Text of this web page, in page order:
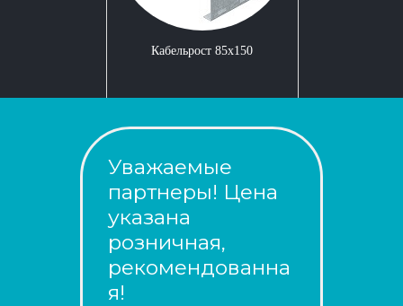
Кабельрост 85x150
Уважаемые
партнеры! Цена
указана
розничная,
рекомендованна
я!